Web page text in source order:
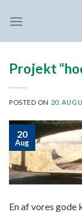
Projekt
POSTED ON 20.
20
Aug
En af vores gode